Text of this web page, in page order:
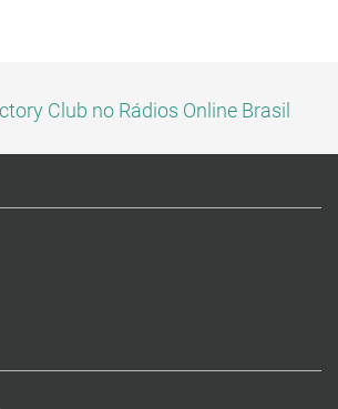
Club no Rádios Online Brasil